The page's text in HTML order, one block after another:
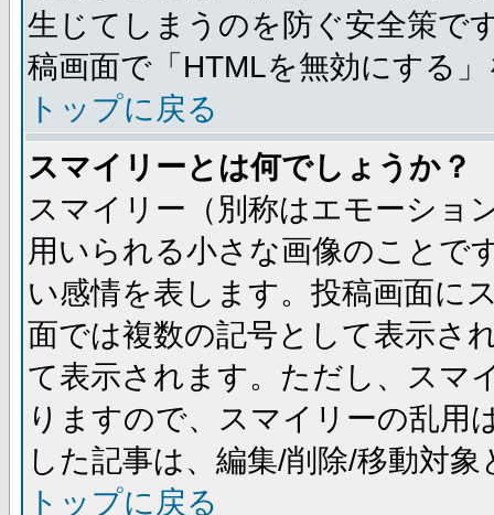
生じてしまうのを防ぐ安全策で
稿画面で「HTMLを無効にする
トップに戻る
スマイリーとは何でしょうか？
スマイリー（別称はエモーショ
用いられる小さな画像のことで
い感情を表します。投稿画面に
面では複数の記号として表示さ
て表示されます。ただし、スマ
りますので、スマイリーの乱用
した記事は、編集/削除/移動対
トップに戻る